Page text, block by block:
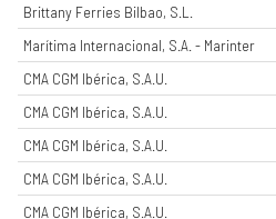
Brittany Ferries Bilbao, S.L.
Marítima Internacional, S.A. - Marinter
CMA CGM Ibérica, S.A.U.
CMA CGM Ibérica, S.A.U.
CMA CGM Ibérica, S.A.U.
CMA CGM Ibérica, S.A.U.
CMA CGM Ibérica, S.A.U.